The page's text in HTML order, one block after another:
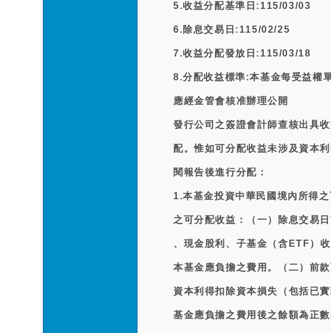
5.收益分配基準日:115/03/03
6.除息交易日:115/02/25
7.收益分配發放日:115/03/18
8.分配收益標準:本基金每受益權
應經金管會核准辦理公開
發行公司之簽證會計師查核出具
配。惟如可分配收益未涉及資本
閱報告後進行分配：
1.本基金投資中華民國境內所得
之可分配收益：（一）除息交易
、現金股利、子基金（含ETF）
本基金應負擔之費用。（二）前
資本利得扣除資本損失（包括已
基金應負擔之費用後之餘額為正